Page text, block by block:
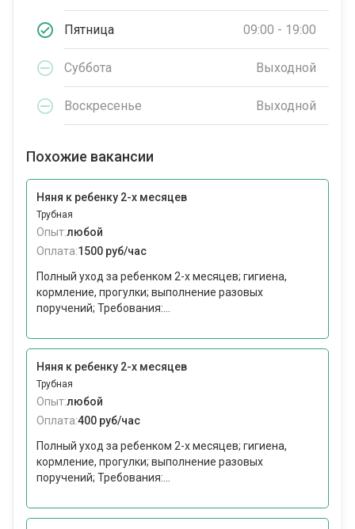
Пятница 09:00 - 19:00
Суббота Выходной
Воскресенье Выходной
Похожие вакансии
Няня к ребенку 2-х месяцев
Трубная
Опыт:любой
Оплата:1500 руб/час
Полный уход за ребенком 2-х месяцев; гигиена,
кормление, прогулки; выполнение разовых
поручений; Требования:...
Няня к ребенку 2-х месяцев
Трубная
Опыт:любой
Оплата:400 руб/час
Полный уход за ребенком 2-х месяцев; гигиена,
кормление, прогулки; выполнение разовых
поручений; Требования:...